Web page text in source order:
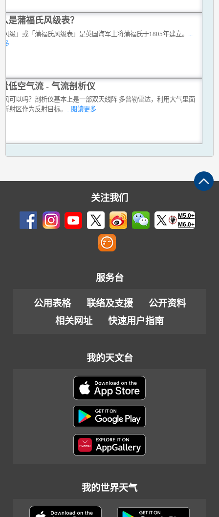
是蒲福氏风级表？
风级」或「蒲福氏风级表」是英国海军上将蒲福氏于1805年建立。 ...
多
低空气流 - 气流剖析仪
风可以吗？剖析仪基本上是一部双天线阵 多普勒雷达，利用大气里面
折射区作为反射目标。 ...閱讀更多
关注我们
M5.0+
M6.0+
服务台
公用表格 联络及支援
公开资料
相关网址
快速用户指南
我的天文台
我的世界天气